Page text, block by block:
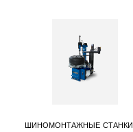
ШИНОМОНТАЖНЫЕ СТАНКИ